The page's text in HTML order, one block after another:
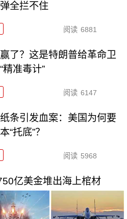
全拦不住
阅读 6881
了？这是特朗普给革命卫
精准毒计”
阅读 6147
条引发血案：美国为何要
“托底”？
阅读 5968
亿美金堆出海上棺材